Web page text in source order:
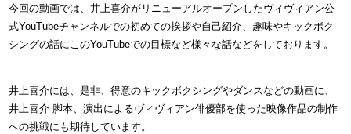
今回の動画では、井上喜介がリニューアルオープンしたヴィヴィアン公
式YouTubeチャンネルでの初めての挨拶や自己紹介、趣味やキックボク
シングの話にこのYouTubeでの目標など様々な話などをしております。
井上喜介には、是非、得意のキックボクシングやダンスなどの動画に、
井上喜介 脚本、演出によるヴィヴィアン俳優部を使った映像作品の制作
への挑戦にも期待しています。